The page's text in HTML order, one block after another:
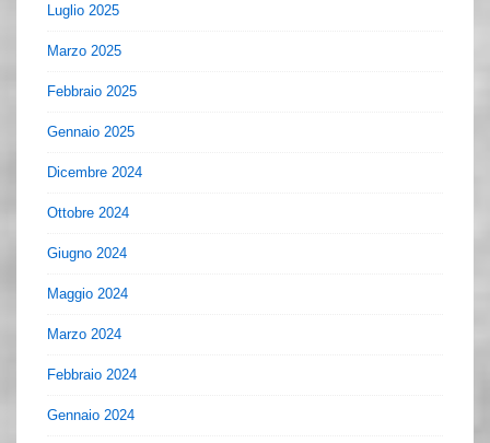
Luglio 2025
Marzo 2025
Febbraio 2025
Gennaio 2025
Dicembre 2024
Ottobre 2024
Giugno 2024
Maggio 2024
Marzo 2024
Febbraio 2024
Gennaio 2024